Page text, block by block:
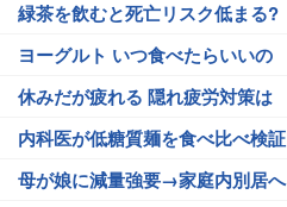
緑茶を飲むと死亡リスク低まる?
ヨーグルト いつ食べたらいいの
休みだが疲れる 隠れ疲労対策は
内科医が低糖質麺を食べ比べ検証
母が娘に減量強要→家庭内別居へ